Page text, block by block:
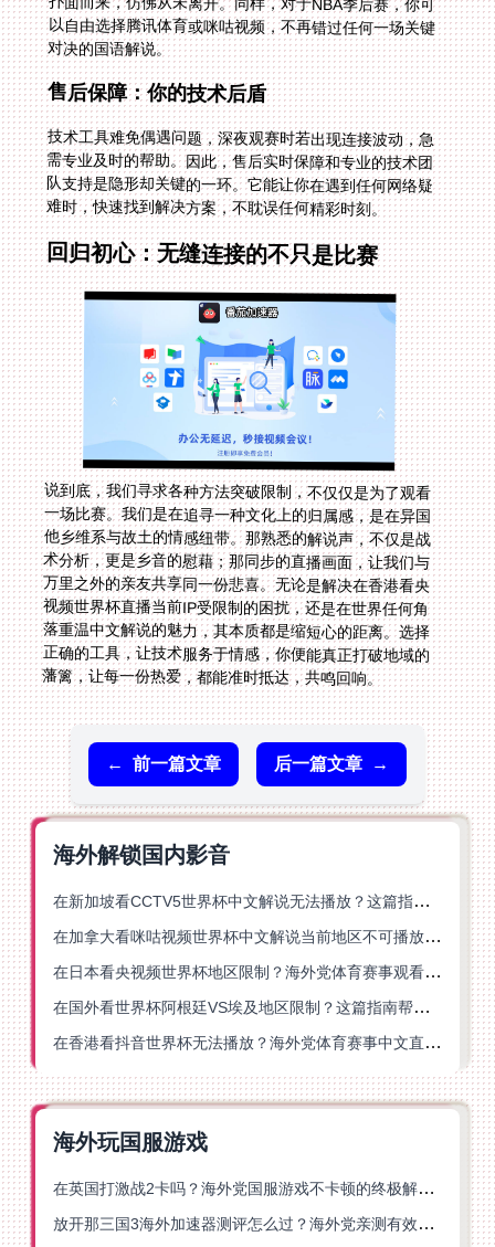
对决的国语解说。
售后保障：你的技术后盾
技术工具难免偶遇问题，深夜观赛时若出现连接波动，急
需专业及时的帮助。因此，售后实时保障和专业的技术团
队支持是隐形却关键的一环。它能让你在遇到任何网络疑
难时，快速找到解决方案，不耽误任何精彩时刻。
回归初心：无缝连接的不只是比赛
说到底，我们寻求各种方法突破限制，不仅仅是为了观看
一场比赛。我们是在追寻一种文化上的归属感，是在异国
他乡维系与故土的情感纽带。那熟悉的解说声，不仅是战
术分析，更是乡音的慰藉；那同步的直播画面，让我们与
万里之外的亲友共享同一份悲喜。无论是解决在香港看央
视频世界杯直播当前IP受限制的困扰，还是在世界任何角
落重温中文解说的魅力，其本质都是缩短心的距离。选择
正确的工具，让技术服务于情感，你便能真正打破地域的
藩篱，让每一份热爱，都能准时抵达，共鸣回响。
← 前一篇文章 后一篇文章 →
海外解锁国内影音
在新加坡看CCTV5世界杯中文解说无法播放？这篇指南帮你解锁海外体育直播自由
在加拿大看咪咕视频世界杯中文解说当前地区不可播放？这篇指南帮你一键解决
在日本看央视频世界杯地区限制？海外党体育赛事观看终极指南
在国外看世界杯阿根廷VS埃及地区限制？这篇指南帮你搞定中文直播+解说
在香港看抖音世界杯无法播放？海外党体育赛事中文直播终极指南
海外玩国服游戏
在英国打激战2卡吗？海外党国服游戏不卡顿的终极解决方案
放开那三国3海外加速器测评怎么过？海外党亲测有效的国服游戏加速指南